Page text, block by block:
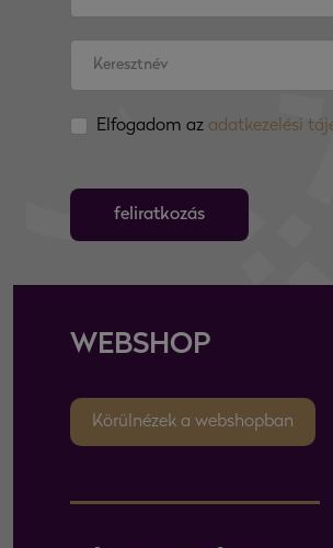
Elfogadom az adatkezelési
feliratkozás
WEBSHOP
Körülnézek a webshopban